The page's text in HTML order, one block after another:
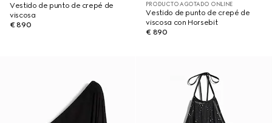
Vestido de punto de crepé de
viscosa
€ 890
PRODUCTO AGOTADO ONLINE
Vestido de punto de crepé de
viscosa con Horsebit
€ 890